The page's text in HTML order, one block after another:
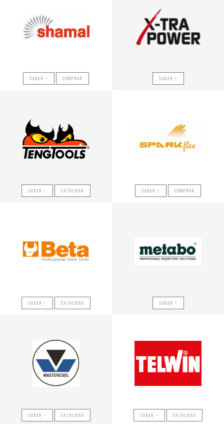
SABER + COMPRAR SABER +
SABER + CATÁLOGO SABER + COMPRAR
SABER + CATÁLOGO SABER +
SABER + CATÁLOGO SABER + CATÁLOGO